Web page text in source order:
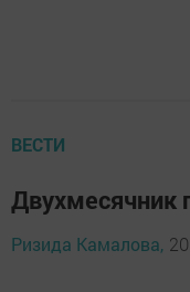
ВЕСТИ
Двухмесячник
Ризида Камалова,